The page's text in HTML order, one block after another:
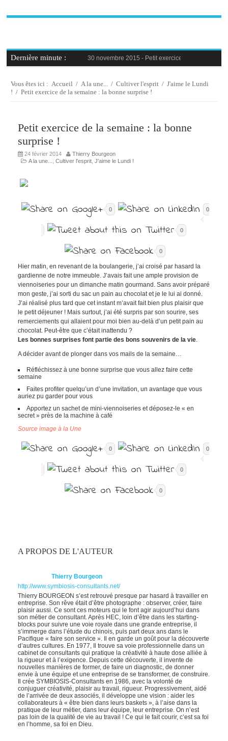
Dernière minute : 30 novembre 2015 - Petit exercice de la semaine
30 novembre 2015 -Blague au bureau #9
23 novembre 2015 -Le syndrome de l’imposteur,
Vous êtes ici :Accueil /A la une... /Cultiver l'esprit /J'aime le Lundi
! /Petit exercice de la semaine : la bonne surprise !
Petit exercice de la semaine : la bonne
surprise !
24 février 2014
Thierry Bourgeon
A la une...
Cultiver l'esprit, J'aime le Lundi !
0 0
0
0
Hier matin, en revenant de la boulangerie, j’ai croisé par hasard la
gardienne de notre immeuble. J’avais fait une ample provision de
viennoiseries pour un dimanche matin gourmand. Sans avoir préparé
mon geste, j’ai sorti du sac un pain au chocolat et je le lui ai donné.
J’ai réalisé plus tard que cet instant m’avait fait bien plus plaisir que
le petit déjeuner ! Mais surtout, j’ai été surpris par son sourire, ses
remerciements qui allaient pour moi bien au-delà d’un petit pain au
chocolat. Peut-être que c’était inattendu ?
Les bonnes surprises font partie des bons souvenirs de la vie.
A décider avant de plonger dans vos mails de la semaine…
Réfléchissez à une bonne surprise que vous allez faire cette
semaine
Faites profiter quelqu’un d’une invitation, un avantage que vous
auriez pu garder pour vous
Apportez un sachet de mini-viennoiseries et déposez-le « en
secret » près de la machine à café
Source image à la Une
0 0
0
0
A PROPOS DE L'AUTEUR
Thierry Bourgeon
http://www.symbiosis-consultants.net/
Thierry BOURGEON s’est retrouvé presque par hasard à travailler en
entreprise. Son rêve était d’être photographe : observer, créer, faire
plaisir aussi. Ce sont ces moteurs qui le font agir aujourd’hui dans
son métier de consultant. Après HEC, loin d’être dans les starting-
blocks pour suivre une voie royale dans une grande entreprise, il
s’immerge dans l’étude du chinois, puis part deux ans dans le
Pacifique « faire son service ». Il en garde un goût pour la découverte
d’autres cultures. En 1977, Il trouve sa voie professionnelle dans un
cabinet de consultants qui pratique la créativité à haute dose alliée à
la rigueur et à l’exigence. Depuis cette découverte, il invente de
nouvelles manières de former, de faire un diagnostic, de donner
envie à une équipe et une entreprise de se transformer, de construire.
Il crée SYMBIOSIS-Consultants en 1986, avec la volonté de
conjuguer créativité, plaisir au travail, rigueur. Progressivement, aidé
de l’arrivée de deux associés, il développe une vision : aider les
collaborateurs à « être bien dans leurs baskets », à l’aise dans la
pratique de leur métier, dans leur équipe, leur entreprise. On n’est
pas loin de la qualité de vie au travail ! Ce qui le fait courir, c’est sa foi
en l’homme, sa foi en Dieu.